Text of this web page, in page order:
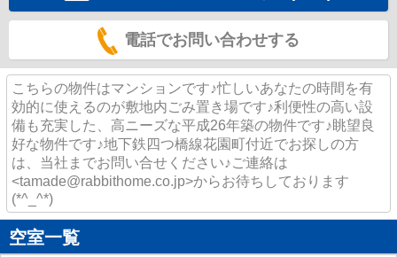
電話でお問い合わせする
こちらの物件はマンションです♪忙しいあなたの時間を有
効的に使えるのが敷地内ごみ置き場です♪利便性の高い設
備も充実した、高ニーズな平成26年築の物件です♪眺望良
好な物件です♪地下鉄四つ橋線花園町付近でお探しの方
は、当社までお問い合せください♪ご連絡は
<tamade@rabbithome.co.jp>からお待ちしております
(*^_^*)
空室一覧